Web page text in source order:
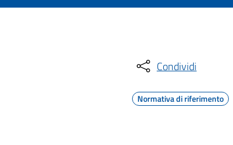
Condividi
Normativa di riferimento